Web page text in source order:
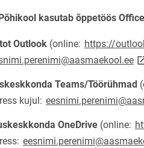
kasutab õppetöös
Outlook (online: https://
Teams/Töörühmad
kujul:
OneDrive (online: